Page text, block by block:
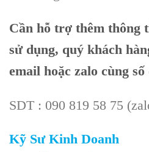
Cần hỗ trợ thêm thông
sử dụng, quý khách
email hoặc zalo cùng
SDT : 090 819 58 75
Kỹ Sư Kinh Doanh